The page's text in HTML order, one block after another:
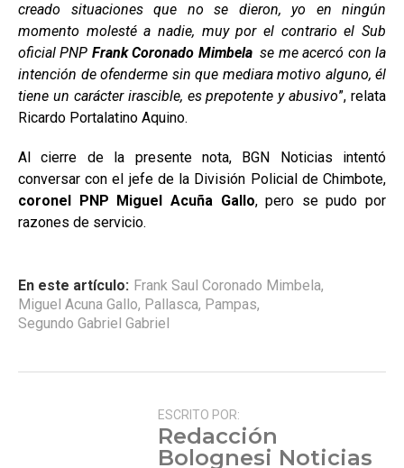
creado situaciones que no se dieron, yo en ningún
momento molesté a nadie, muy por el contrario el Sub
oficial PNP Frank Coronado Mimbelase me acercó con la
intención de ofenderme sin que mediara motivo alguno, él
tiene un carácter irascible, es prepotente y abusivo”, relata
Ricardo Portalatino Aquino.
Al cierre de la presente nota, BGN Noticias intentó
conversar con el jefe de la División Policial de Chimbote,
coronel PNP Miguel Acuña Gallo, pero se pudo por
razones de servicio.
En este artículo: Frank Saul Coronado Mimbela,
Miguel Acuna Gallo, Pallasca, Pampas,
Segundo Gabriel Gabriel
ESCRITO POR:
Redacción
Bolognesi Noticias